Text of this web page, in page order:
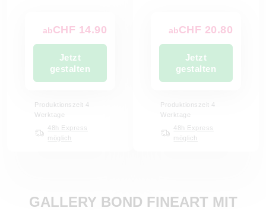
abCHF 14.90
Jetzt
gestalten
Produktionszeit 4
Werktage
48h Express
möglich
abCHF 20.80
Jetzt
gestalten
Produktionszeit 4
Werktage
48h Express
möglich
GALLERY BOND FINEART MIT